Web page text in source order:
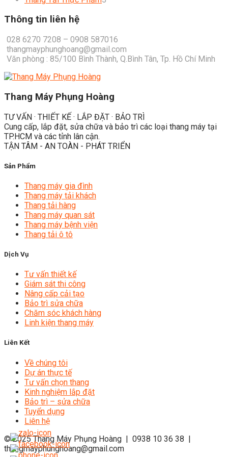
Thông tin liên hệ
028 6270 7208 – 0908 587016
thangmayphunghoang@gmail.com
Văn phòng : 85/100 Bình Thành, Q.Bình Tân, Tp. Hồ Chí Minh
Thang Máy Phụng Hoàng
TƯ VẤN · THIẾT KẾ · LẮP ĐẶT · BẢO TRÌ
Cung cấp, lắp đặt, sửa chữa và bảo trì các loại thang máy tại
TP.HCM và các tỉnh lân cận.
TẬN TÂM - AN TOÀN - PHÁT TRIỂN
Sản Phẩm
Thang máy gia đình
Thang máy tải khách
Thang tải hàng
Thang máy quan sát
Thang máy bệnh viện
Thang tải ô tô
Dịch Vụ
Tư vấn thiết kế
Giám sát thi công
Nâng cấp cải tạo
Bảo trì sửa chữa
Chăm sóc khách hàng
Linh kiện thang máy
Liên Kết
Về chúng tôi
Dự án thực tế
Tư vấn chọn thang
Kinh nghiệm lắp đặt
Bảo trì – sửa chữa
Tuyển dụng
Liên hệ
© 2025Thang Máy Phụng Hoàng | 0938 10 36 38 |
thangmayphunghoang@gmail.com